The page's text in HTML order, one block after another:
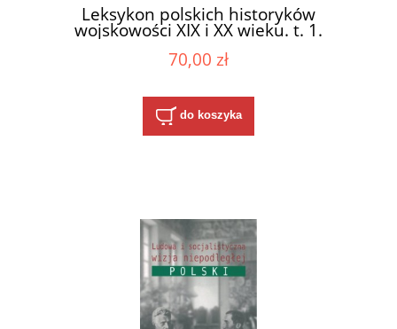
Leksykon polskich historyków
wojskowości XIX i XX wieku. t. 1.
70,00 zł
do koszyka